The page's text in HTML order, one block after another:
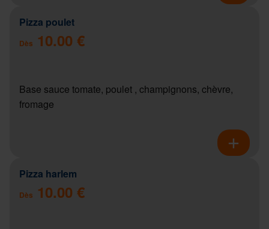
Pizza poulet
Dès 10.00 €
Base sauce tomate, poulet , champignons, chèvre,
fromage
Pizza harlem
Dès 10.00 €